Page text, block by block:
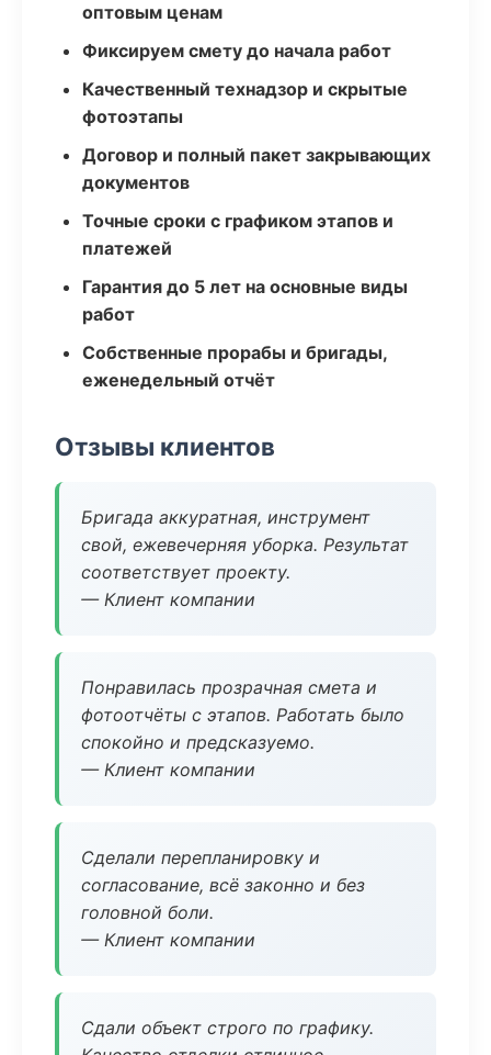
оптовым ценам
Фиксируем смету до начала работ
Качественный технадзор и скрытые
фотоэтапы
Договор и полный пакет закрывающих
документов
Точные сроки с графиком этапов и
платежей
Гарантия до 5 лет на основные виды
работ
Собственные прорабы и бригады,
еженедельный отчёт
Отзывы клиентов
Бригада аккуратная, инструмент
свой, ежевечерняя уборка. Результат
соответствует проекту.
— Клиент компании
Понравилась прозрачная смета и
фотоотчёты с этапов. Работать было
спокойно и предсказуемо.
— Клиент компании
Сделали перепланировку и
согласование, всё законно и без
головной боли.
— Клиент компании
Сдали объект строго по графику.